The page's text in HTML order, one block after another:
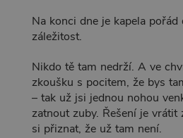
Na konci dne je kapela pořád
záležitost.
Nikdo tě tam nedrží. A ve
zkoušku s pocitem, že bys
– tak už jsi jednou nohou
zatnout zuby. Řešení je vrátit
si přiznat, že už tam není.